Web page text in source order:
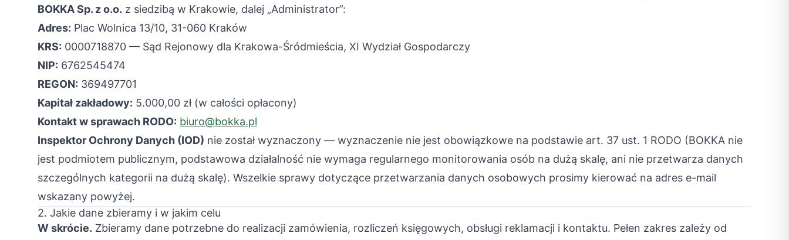
BOKKA Sp. z o.o. z siedzibą w Krakowie, dalej „Administrator”:
Adres: Plac Wolnica 13/10, 31-060 Kraków
KRS: 0000718870 — Sąd Rejonowy dla Krakowa-Śródmieścia, XI Wydział Gospodarczy
NIP: 6762545474
REGON: 369497701
Kapitał zakładowy: 5.000,00 zł (w całości opłacony)
Kontakt w sprawach RODO: biuro@bokka.pl
Inspektor Ochrony Danych (IOD) nie został wyznaczony — wyznaczenie nie jest obowiązkowe na podstawie art. 37 ust. 1 RODO (BOKKA nie
jest podmiotem publicznym, podstawowa działalność nie wymaga regularnego monitorowania osób na dużą skalę, ani nie przetwarza danych
szczególnych kategorii na dużą skalę). Wszelkie sprawy dotyczące przetwarzania danych osobowych prosimy kierować na adres e-mail
wskazany powyżej.
2. Jakie dane zbieramy i w jakim celu
W skrócie. Zbieramy dane potrzebne do realizacji zamówienia, rozliczeń księgowych, obsługi reklamacji i kontaktu. Pełen zakres zależy od